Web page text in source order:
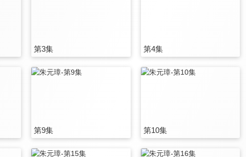
第3集 第4集
第9集 第10集